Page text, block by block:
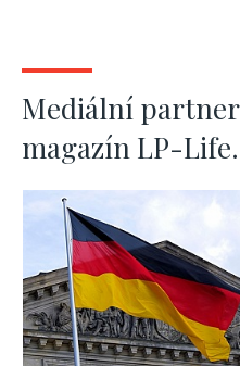
Mediální
magazín LP-